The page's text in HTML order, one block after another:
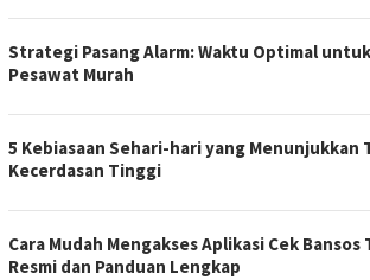
Strategi Pasang Alarm: Waktu Optimal
Pesawat Murah
5 Kebiasaan Sehari-hari yang Menunjukkan
Kecerdasan Tinggi
Cara Mudah Mengakses Aplikasi Cek Bansos
Resmi dan Panduan Lengkap